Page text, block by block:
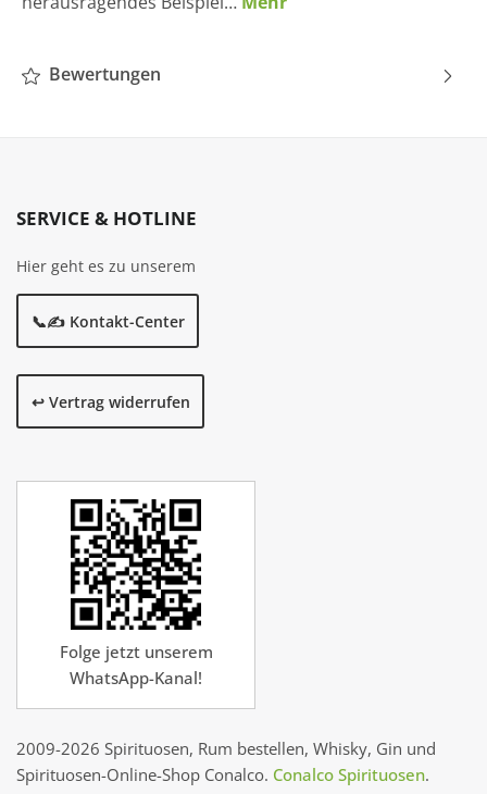
Bewertungen
SERVICE & HOTLINE
Hier geht es zu unserem
📞✍️ Kontakt-Center
↩️ Vertrag widerrufen
Folge jetzt unserem
WhatsApp-Kanal!
2009-2026 Spirituosen, Rum bestellen, Whisky, Gin und
Spirituosen-Online-Shop Conalco. Conalco Spirituosen.